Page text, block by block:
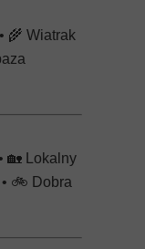
🌾 Wiatrak
🏡 Lokalny
🚲 Dobra